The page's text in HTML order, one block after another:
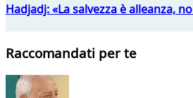
Hadjadj: «La salvezza è alleanza,
Raccomandati per te